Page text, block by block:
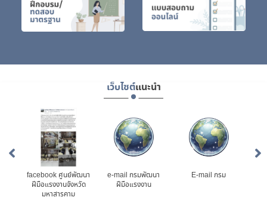
เว็บไซต์แนะนำ
facebook ศูนย์พัฒนา
ฝีมือแรงงานจังหวัด
มหาสารคาม
e-mail กรมพัฒนา
ฝีมือแรงงาน
E-mail กรม